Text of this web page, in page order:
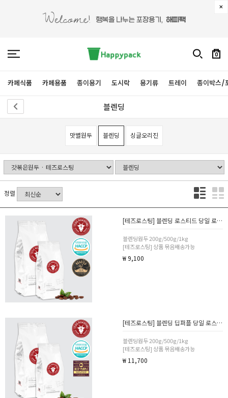
0
카페식품 카페용품 종이용기 도시락 용기류 트레이 종이박스/
블렌딩
맛별원두 블렌딩 싱글오리진
정렬
[테즈로스팅] 블렌딩 로스티드 당일 로스팅 카페 커피 원두 200g/500g/1kg 분쇄선택
블렌딩원두 200g/500g/1kg
[테즈로스팅] 상품 묶음배송가능
₩ 9,100
[테즈로스팅] 블렌딩 딥퍼플 당일 로스팅 카페 커피 원두 200g/500g/1kg 분쇄선택
블렌딩원두 200g/500g/1kg
[테즈로스팅] 상품 묶음배송가능
₩ 11,700